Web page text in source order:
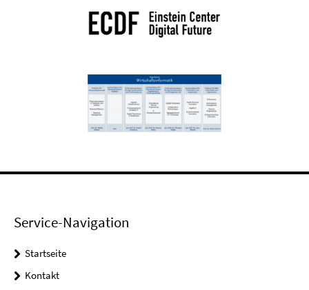
Service-Navigation
Startseite
Kontakt